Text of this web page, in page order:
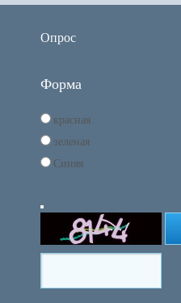
Опрос
Форма
красная
зеленая
Синяя